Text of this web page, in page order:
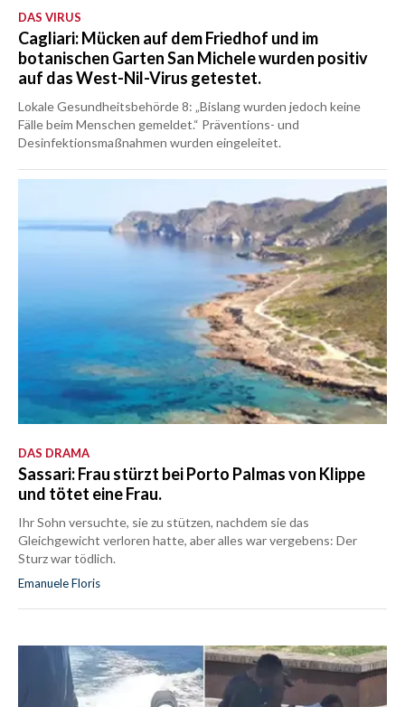
DAS VIRUS
Cagliari: Mücken auf dem Friedhof und im
botanischen Garten San Michele wurden positiv
auf das West-Nil-Virus getestet.
Lokale Gesundheitsbehörde 8: „Bislang wurden jedoch keine
Fälle beim Menschen gemeldet.“ Präventions- und
Desinfektionsmaßnahmen wurden eingeleitet.
DAS DRAMA
Sassari: Frau stürzt bei Porto Palmas von Klippe
und tötet eine Frau.
Ihr Sohn versuchte, sie zu stützen, nachdem sie das
Gleichgewicht verloren hatte, aber alles war vergebens: Der
Sturz war tödlich.
Emanuele Floris